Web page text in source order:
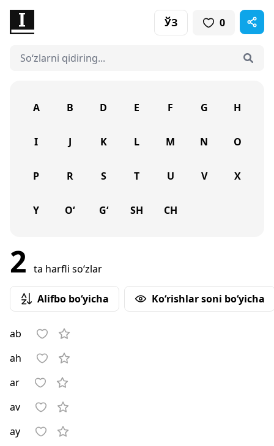
ЎЗ 0
A B D E F G H
I J K L M N O
P R S T U V X
Y O‘ G‘ SH CH
2 ta harfli so‘zlar
Alifbo bo‘yicha Ko‘rishlar soni bo‘yicha
ab
ah
ar
av
ay